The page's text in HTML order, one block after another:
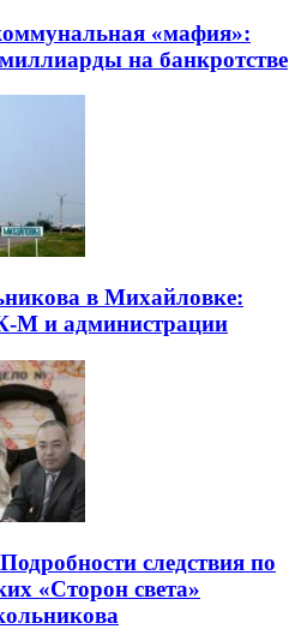
«мафия»:
на банкротстве
в Михайловке:
М и администрации
следствия по
«Сторон света»